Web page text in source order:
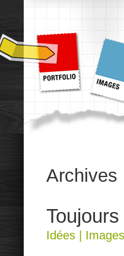
Archives
Idées Images